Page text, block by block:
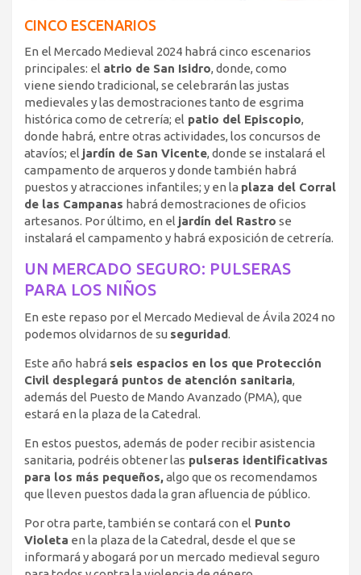
CINCO ESCENARIOS
En el Mercado Medieval 2024 habrá cinco escenarios
principales: el atrio de San Isidro, donde, como
viene siendo tradicional, se celebrarán las justas
medievales y las demostraciones tanto de esgrima
histórica como de cetrería; el patio del Episcopio,
donde habrá, entre otras actividades, los concursos de
atavíos; el jardín de San Vicente, donde se instalará el
campamento de arqueros y donde también habrá
puestos y atracciones infantiles; y en la plaza del Corral
de las Campanas habrá demostraciones de oficios
artesanos. Por último, en el jardín del Rastro se
instalará el campamento y habrá exposición de cetrería.
UN MERCADO SEGURO: PULSERAS
PARA LOS NIÑOS
En este repaso por el Mercado Medieval de Ávila 2024 no
podemos olvidarnos de su seguridad.
Este año habrá seis espacios en los que Protección
Civil desplegará puntos de atención sanitaria,
además del Puesto de Mando Avanzado (PMA), que
estará en la plaza de la Catedral.
En estos puestos, además de poder recibir asistencia
sanitaria, podréis obtener las pulseras identificativas
para los más pequeños,algo que os recomendamos
que lleven puestos dada la gran afluencia de público.
Por otra parte, también se contará con el Punto
Violeta en la plaza de la Catedral, desde el que se
informará y abogará por un mercado medieval seguro